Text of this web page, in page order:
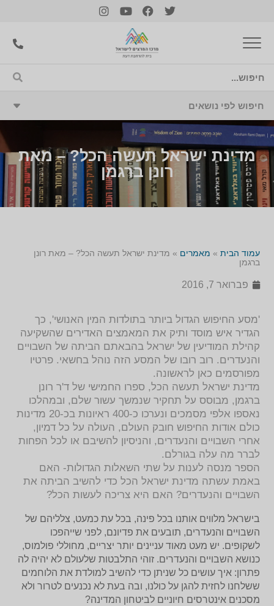
מדינת ישראל תעשה הכל? – מאת
רונן ברגמן
עמוד הבית » מאמרים » מדינת ישראל תעשה הכל? – מאת רונן
ברגמן
פברואר 7, 2016
'מסע החיפוש הגדול ביותר בתולדות המין האנושי', כך
הגדיר איש מוסד ותיק את המאמצים האדירים שהשקיעה
קהילת המודיעין של ישראל בהבאתם הביתה של השבויים
והנעדרים. רוב רובו של המסע הזה נוהל בחשאי. פרטיו
מפורסמים כאן לראשונה.
מדינת ישראל תעשה הכל, ספרו החמישי של ד'ר רונן
ברגמן, מבוסס על תחקיר שנמשך עשור שלם, ובמהלכו
נאספו אלפי מסמכים ונערכו כ-400 ראיונות בכ-20 מדינות
כולם אודות החיפוש חובק העולם, העולה על כל דמיון,
אחרי השבויים והנעדרים, והניסיון להשיבם או לכל הפחות
לברר מה עלה בגורלם.
הספר מנסה לענות על שתי השאלות הגדולות- האם
באמת עשתה מדינת ישראל הכל כדי להשיב הביתה את
השבויים והנעדרים? האם היא צריכה לעשות הכל?
בישראל מלווים אותנו בכל פינה, בכל עת כמעט, צלליהם של
השבויים והנעדרים, תובעים את פדיונם, לפני שייהפכו
לשקופים. יש מעט מאוד עניינים יותר יצריים, מחוללי פולמוס,
כנושא השבויים והנעדרים. זוהי התלבטות שלעולם לא יהיה לה
פתרון: איך עושים כל שניתן כדי להשיב למולדת את הלוחמים
ששלחנו לחזית להגן על כולנו, ובה בעת לא נכנעים לטרור ולא
מסכנים אינטרסים חיוניים לביטחון המדינה?